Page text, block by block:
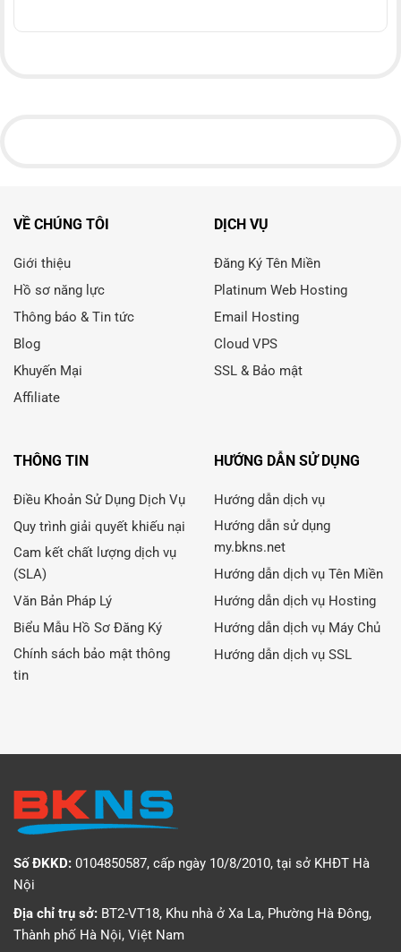
VỀ CHÚNG TÔI
Giới thiệu
Hồ sơ năng lực
Thông báo & Tin tức
Blog
Khuyến Mại
Affiliate
DỊCH VỤ
Đăng Ký Tên Miền
Platinum Web Hosting
Email Hosting
Cloud VPS
SSL & Bảo mật
THÔNG TIN
Điều Khoản Sử Dụng Dịch Vụ
Quy trình giải quyết khiếu nại
Cam kết chất lượng dịch vụ
(SLA)
Văn Bản Pháp Lý
Biểu Mẫu Hồ Sơ Đăng Ký
Chính sách bảo mật thông
tin
HƯỚNG DẪN SỬ DỤNG
Hướng dẫn dịch vụ
Hướng dẫn sử dụng
my.bkns.net
Hướng dẫn dịch vụ Tên Miền
Hướng dẫn dịch vụ Hosting
Hướng dẫn dịch vụ Máy Chủ
Hướng dẫn dịch vụ SSL
Số ĐKKD: 0104850587, cấp ngày 10/8/2010, tại sở KHĐT Hà
Nội
Địa chỉ trụ sở: BT2-VT18, Khu nhà ở Xa La, Phường Hà Đông,
Thành phố Hà Nội, Việt Nam